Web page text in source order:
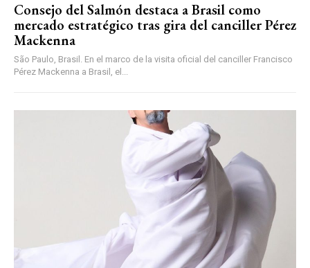
Consejo del Salmón destaca a Brasil como
mercado estratégico tras gira del canciller Pérez
Mackenna
São Paulo, Brasil. En el marco de la visita oficial del canciller Francisco
Pérez Mackenna a Brasil, el...